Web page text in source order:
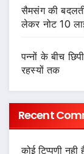
सैमसंग की
लेकर नोट 10
पन्नों के बीच
रहस्यों तक
Recent
कोई टिप्पणी नही